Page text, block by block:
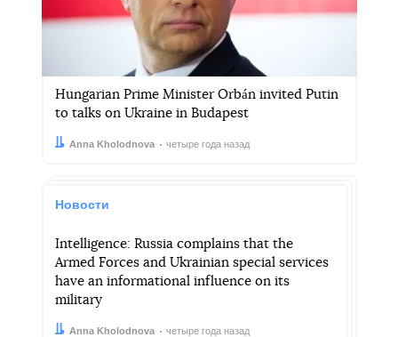
Hungarian Prime Minister Orbán invited Putin
to talks on Ukraine in Budapest
Автор:Anna Kholodnova
Дата: четыре года назад
Новости
Intelligence: Russia complains that the
Armed Forces and Ukrainian special services
have an informational influence on its
military
Автор:Anna Kholodnova
Дата: четыре года назад